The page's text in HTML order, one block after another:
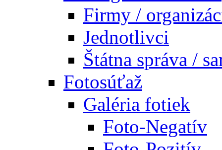
Firmy /
Jednotlivci
Štátna správa /
Fotosúťaž
Galéria fotiek
Foto-Negatív